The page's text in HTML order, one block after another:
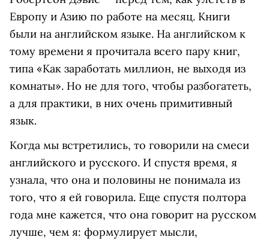
Европу и Азию по работе на месяц. Книги
были на английском языке. На английском к
тому времени я прочитала всего пару книг,
типа «Как заработать миллион, не выходя из
комнаты». Но не для того, чтобы разбогатеть,
а для практики, в них очень примитивный
язык.
Когда мы встретились, то говорили на смеси
английского и русского. И спустя время, я
узнала, что она и половины не понимала из
того, что я ей говорила. Еще спустя полтора
года мне кажется, что она говорит на русском
лучше, чем я: формулирует мысли,